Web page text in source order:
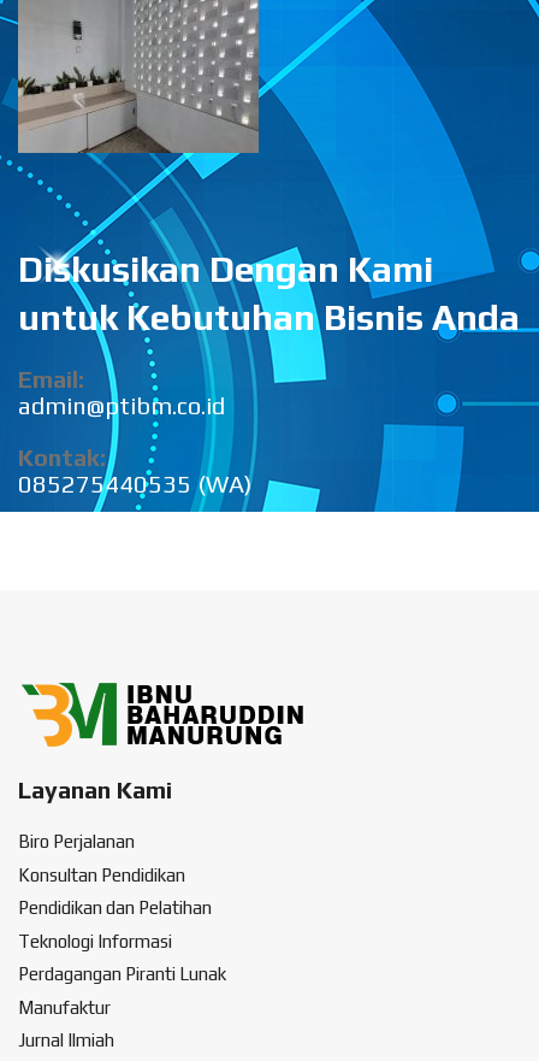
Diskusikan Dengan Kami
untuk Kebutuhan Bisnis Anda
Email:
admin@ptibm.co.id
Kontak:
085275440535 (WA)
Layanan Kami
Biro Perjalanan
Konsultan Pendidikan
Pendidikan dan Pelatihan
Teknologi Informasi
Perdagangan Piranti Lunak
Manufaktur
Jurnal Ilmiah